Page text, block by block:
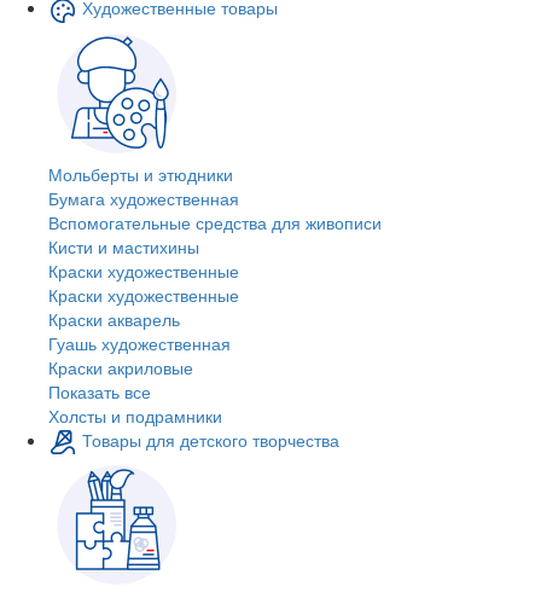
Художественные товары
Мольберты и этюдники
Бумага художественная
Вспомогательные средства для живописи
Кисти и мастихины
Краски художественные
Краски художественные
Краски акварель
Гуашь художественная
Краски акриловые
Показать все
Холсты и подрамники
Товары для детского творчества